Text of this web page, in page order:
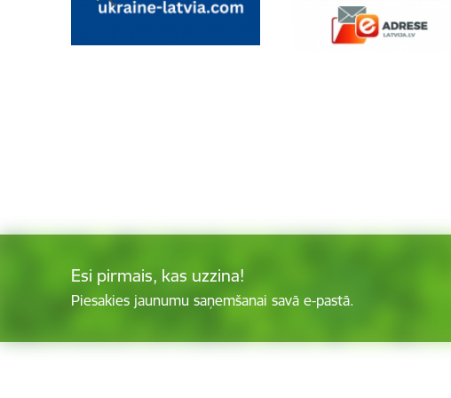
Esi pirmais, kas uzzina!
Piesakies jaunumu saņemšanai savā e-pastā.